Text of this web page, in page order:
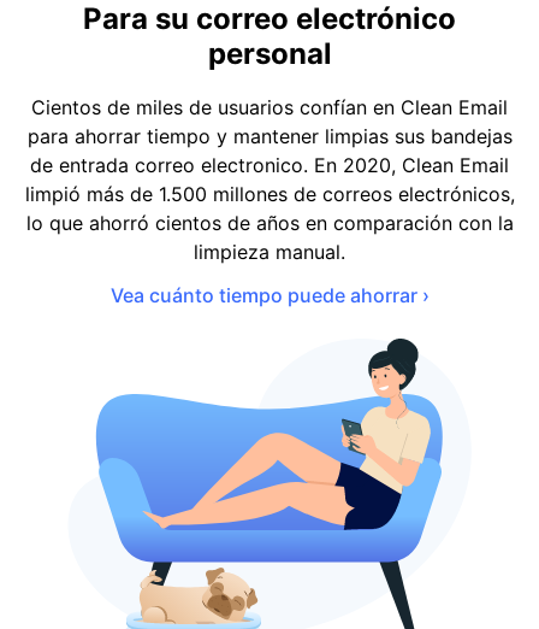
Para su correo electrónico
personal
Cientos de miles de usuarios confían en Clean Email
para ahorrar tiempo y mantener limpias sus bandejas
de entrada correo electronico. En 2020, Clean Email
limpió más de 1.500 millones de correos electrónicos,
lo que ahorró cientos de años en comparación con la
limpieza manual.
Vea cuánto tiempo puede ahorrar ›